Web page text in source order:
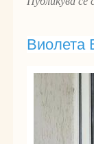
Виолета